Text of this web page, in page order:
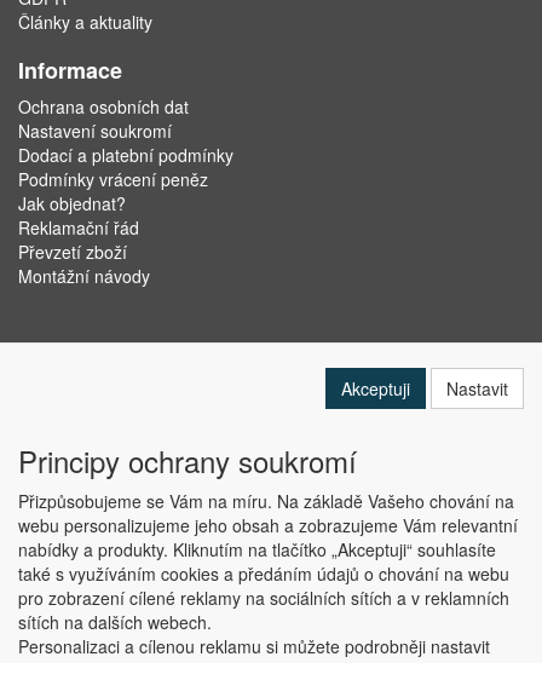
Články a aktuality
Informace
Ochrana osobních dat
Nastavení soukromí
Dodací a platební podmínky
Podmínky vrácení peněz
Jak objednat?
Reklamační řád
Převzetí zboží
Montážní návody
Copyright © ABRA Software a.s. 2019
Akceptuji Nastavit
Principy ochrany soukromí
Přizpůsobujeme se Vám na míru. Na základě Vašeho chování na
webu personalizujeme jeho obsah a zobrazujeme Vám relevantní
nabídky a produkty. Kliknutím na tlačítko „Akceptuji“ souhlasíte
také s využíváním cookies a předáním údajů o chování na webu
pro zobrazení cílené reklamy na sociálních sítích a v reklamních
sítích na dalších webech.
Personalizaci a cílenou reklamu si můžete podrobněji nastavit